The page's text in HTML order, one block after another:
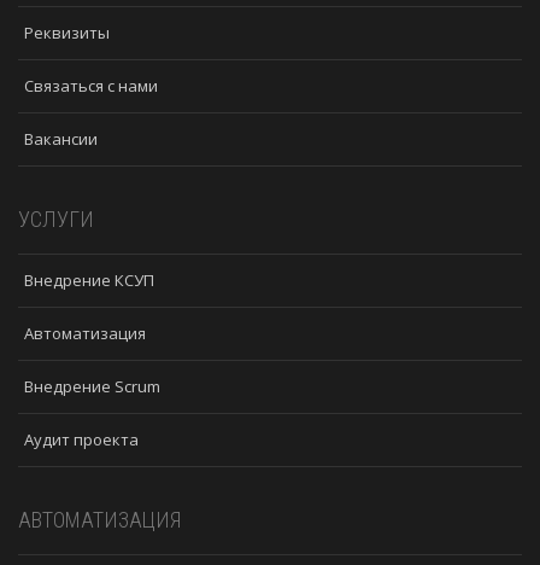
Реквизиты
Связаться с нами
Вакансии
УСЛУГИ
Внедрение КСУП
Автоматизация
Внедрение Scrum
Аудит проекта
АВТОМАТИЗАЦИЯ